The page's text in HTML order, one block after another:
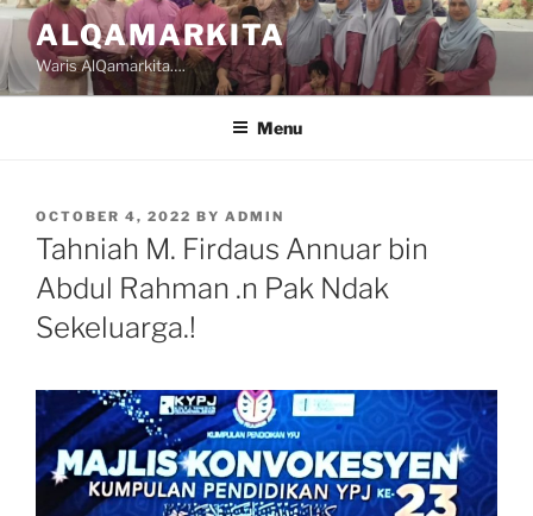
Skip
to
content
ALQAMARKITA
Waris AlQamarkita….
Menu
POSTED
ON
OCTOBER 4, 2022 BY ADMIN
Tahniah M. Firdaus Annuar bin
Abdul Rahman .n Pak Ndak
Sekeluarga.!